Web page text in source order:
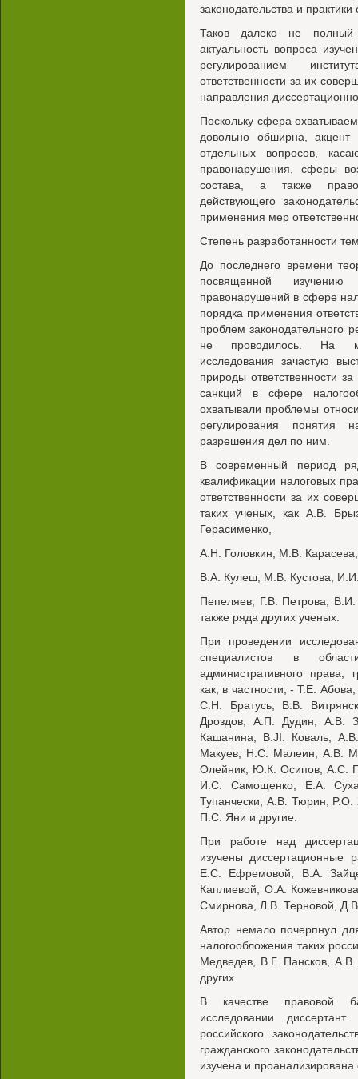
законодательства и
Таков далеко не полный
актуальность вопроса
регулированием
ответственности за их
направления
Поскольку сфера
довольно обширна, акцент
отдельных вопросов,
правонарушения, сферы
состава, а также
действующего
применения мер
Степень разработанности
До последнего времени
посвященной
правонарушений в сфере
порядка применения
проблем законодательного
не проводилось. На
исследования зачастую
природы ответственности
санкций в сфере
охватывали проблемы
регулирования понятия
разрешения дел по ним.
В современный период
квалификации налоговых
ответственности за их
таких ученых, как А.В.
Герасименко,
A.Н. Головкин, М.В.
B.А. Кулеш, М.В. Кустова,
Пепеляев, Г.В. Петрова,
также ряда других ученых.
При проведении
специалистов в
административного права,
как, в частности, - Т.Е.
С.Н. Братусь, В.В.
Дроздов, А.П. Дудин, А.В.
Кашанина, B.JI. Коваль,
Макуев, Н.С. Малеин, А.В.
Олейник, Ю.К. Осипов, А.С.
И.С. Самощенко, Е.А.
Тупанчески, А.В. Тюрин,
П.С. Яни и другие.
При работе над
изучены
Е.С. Ефремовой, В.А.
Каплиевой, О.А.
Смирнова, Л.В. Терновой,
Автор немало почерпнул
налогообложения таких
Медведев, В.Г. Пансков,
других.
В качестве правовой
исследовании
российского
гражданского
изучена и